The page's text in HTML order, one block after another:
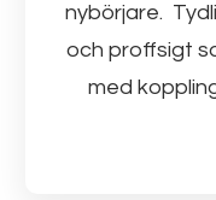
nybörjare.
och proffsigt
med